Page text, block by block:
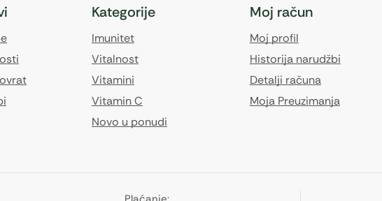
Kategorije
Imunitet
Vitalnost
Vitamini
Vitamin C
Novo u ponudi
Moj račun
Moj profil
Historija narudžbi
Detalji računa
Moja Preuzimanja